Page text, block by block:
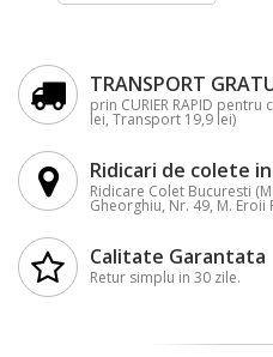
TRANSPORT
prin CURIER RAPID
lei, Transport 19,9 lei)
Ridicari de colete
Ridicare Colet Bucuresti
Gheorghiu, Nr. 49, M. Eroii
Calitate Garantata
Retur simplu in 30 zile.